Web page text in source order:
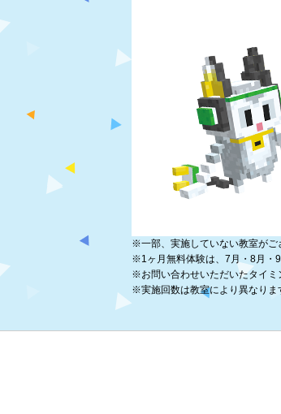
※一部、実施していない教室がご
※1ヶ月無料体験は、7月・8月・
※お問い合わせいただいたタイ
※実施回数は教室により異なりま